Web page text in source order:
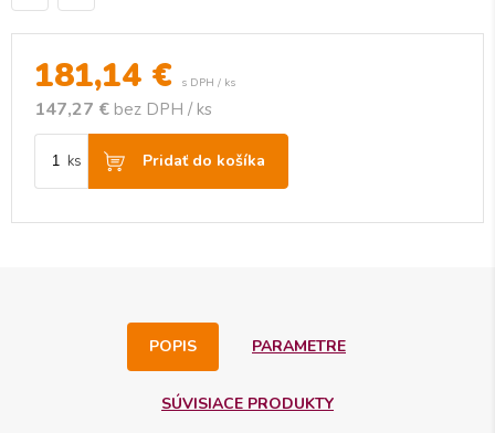
181,14 € s DPH / ks
147,27 € bez DPH / ks
ks Pridať do košíka
POPIS PARAMETRE
SÚVISIACE PRODUKTY